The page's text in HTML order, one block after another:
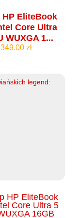
HP EliteBook
Core Ultra
WUXGA 1...
zł
legend: